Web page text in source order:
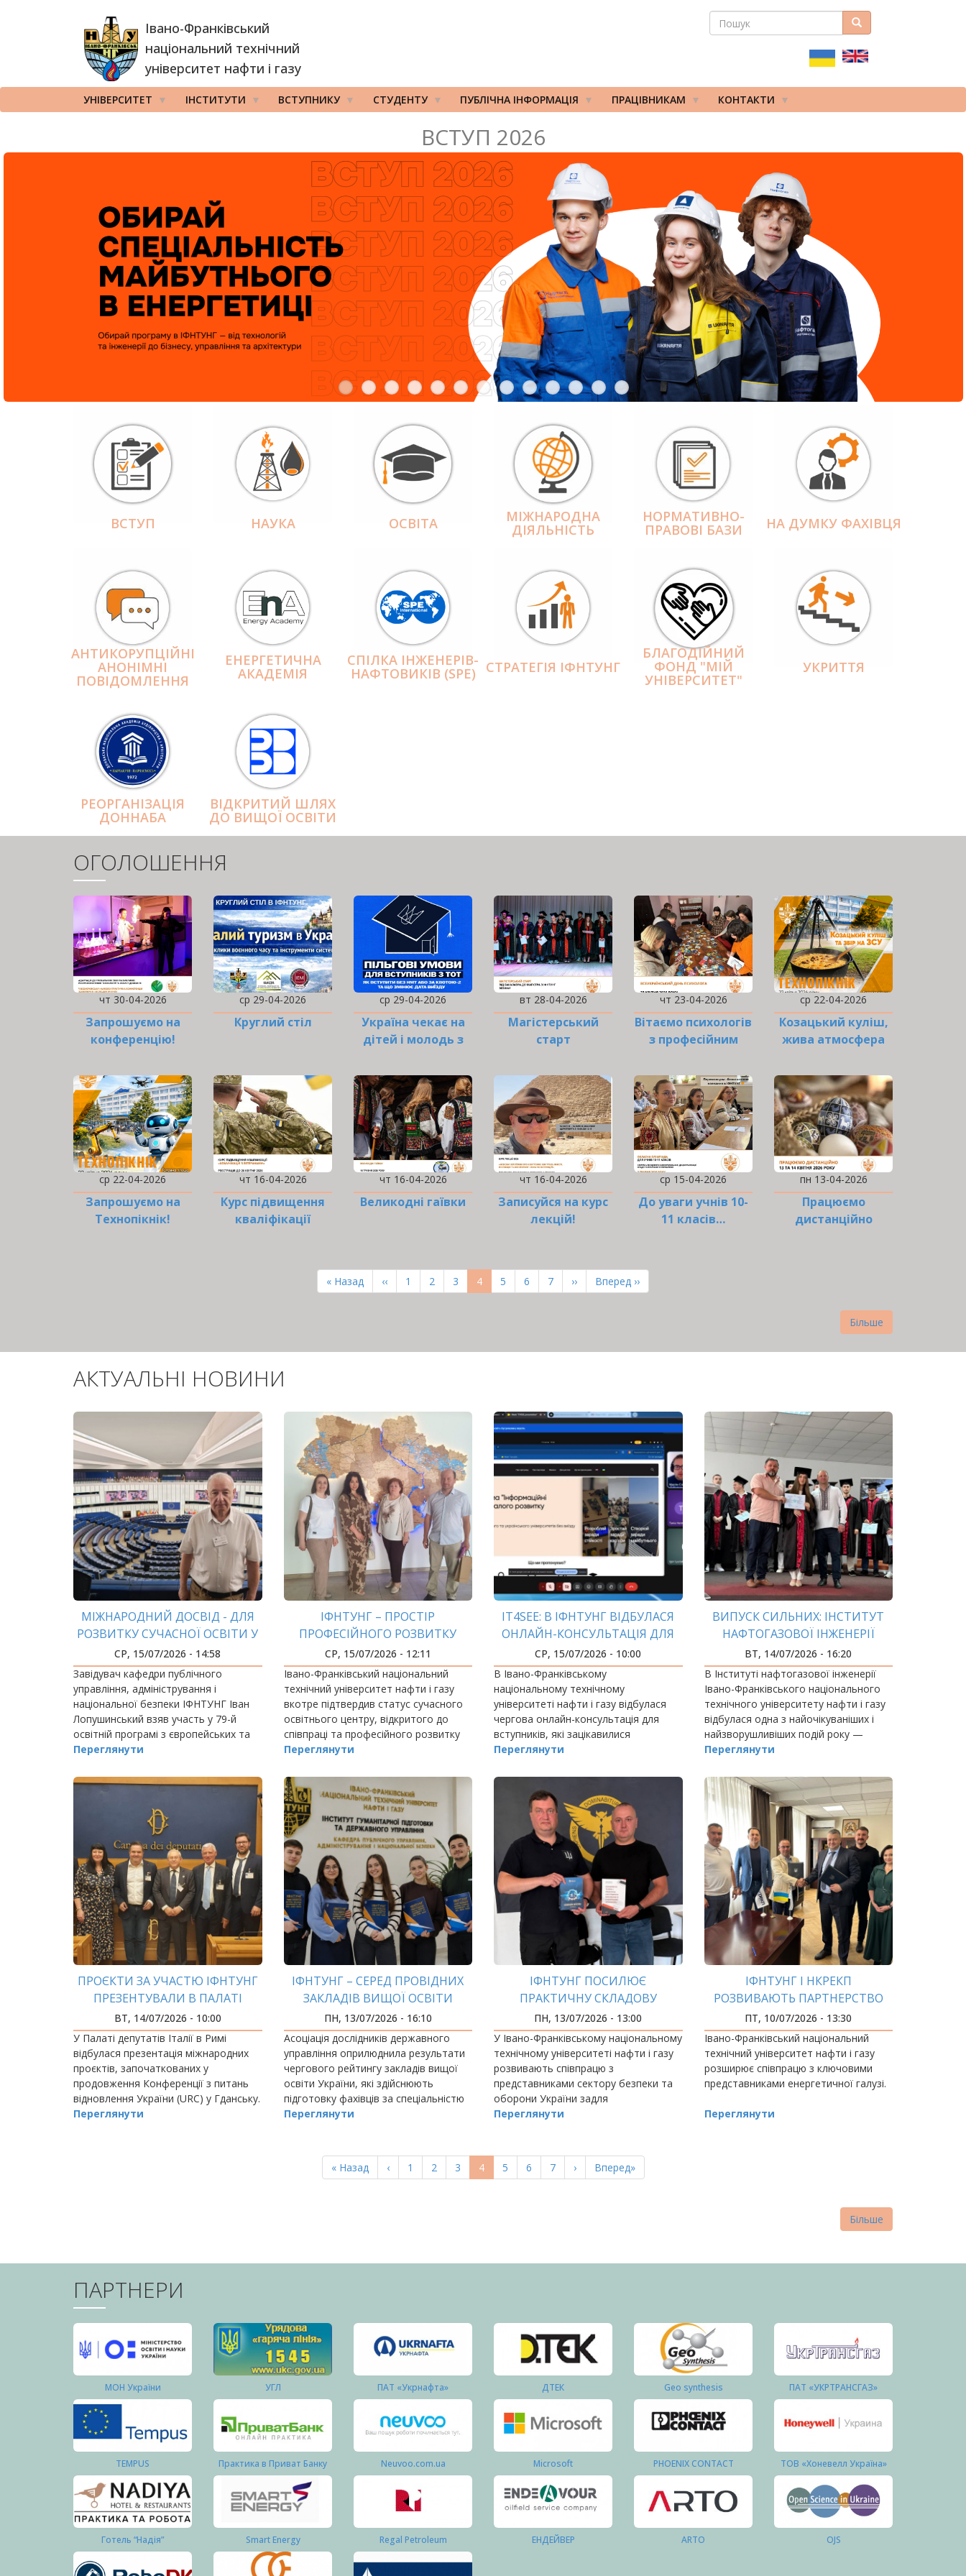
Івано-Франківський
національний технічний
університет нафти і газу
ПОШУКОВА
ПОШУК Пошук
УНІВЕРСИТЕТ ІНСТИТУТИ ВСТУПНИКУ СТУДЕНТУ ПУБЛІЧНА ІНФОРМАЦІЯ ПРАЦІВНИКАМ КОНТАКТИ
ВСТУП 2026
ВСТУП НАУКА ОСВІТА МІЖНАРОДНА
ДІЯЛЬНІCТЬ
НОРМАТИВНО-
ПРАВОВІ БАЗИ НА ДУМКУ ФАХІВЦЯ
АНТИКОРУПЦІЙНІ
АНОНІМНІ
ПОВІДОМЛЕННЯ
ЕНЕРГЕТИЧНА
АКАДЕМІЯ
СПІЛКА ІНЖЕНЕРІВ-
НАФТОВИКІВ (SPE) СТРАТЕГІЯ ІФНТУНГ
БЛАГОДІЙНИЙ
ФОНД "МІЙ
УНІВЕРСИТЕТ"
УКРИТТЯ
РЕОРГАНІЗАЦІЯ
ДОННАБА
ВІДКРИТИЙ ШЛЯХ
ДО ВИЩОЇ ОСВІТИ
ОГОЛОШЕННЯ
чт 30-04-2026
Запрошуємо на
конференцію!
ср 29-04-2026
Круглий стіл
ср 29-04-2026
Україна чекає на
дітей і молодь з
вт 28-04-2026
Магістерський
старт
чт 23-04-2026
Вітаємо психологів
з професійним
ср 22-04-2026
Козацький куліш,
жива атмосфера
разом
ср 22-04-2026
Запрошуємо на
Технопікнік!
чт 16-04-2026
Курс підвищення
кваліфікації
чт 16-04-2026
Великодні гаївки
чт 16-04-2026
Записуйся на курс
лекцій!
ср 15-04-2026
До уваги учнів 10-
11 класів…
пн 13-04-2026
Працюємо
дистанційно
Перша
сторінка
« Назад
Попередня
сторінка
‹‹ Page
1 Page
2 Page
3
Поточна
сторінка
4 Page
5 Page
6 Page
7
Наступна
сторінка
››
Остання
сторінка
Вперед ››
Більше
АКТУАЛЬНІ НОВИНИ
МІЖНАРОДНИЙ ДОСВІД - ДЛЯ
РОЗВИТКУ СУЧАСНОЇ ОСВІТИ У
СФЕРІ ПУБЛІЧНОГО
УПРАВЛІННЯ
СР, 15/07/2026 - 14:58
Завідувач кафедри публічного
управління, адміністрування і
національної безпеки ІФНТУНГ Іван
Лопушинський взяв участь у 79-й
освітній програмі з європейських та
освітніх студій, що організована НУО
проходила з 30…
Переглянути
ІФНТУНГ – ПРОСТІР
ПРОФЕСІЙНОГО РОЗВИТКУ
ПЕДАГОГІВ
СР, 15/07/2026 - 12:11
Івано-Франківський національний
технічний університет нафти і газу
вкотре підтвердив статус сучасного
освітнього центру, відкритого до
співпраці та професійного розвитку
педагогічних і науково-педагогічних
Переглянути
IT4SEE: В ІФНТУНГ ВІДБУЛАСЯ
ОНЛАЙН-КОНСУЛЬТАЦІЯ ДЛЯ
ВСТУПНИКІВ
СР, 15/07/2026 - 10:00
В Івано-Франківському
національному технічному
університеті нафти і газу відбулася
чергова онлайн-консультація для
вступників, які зацікавилися
англомовною магістерською
для сталого розвитку енергетики»
(IT4SEE).
Переглянути
ВИПУСК СИЛЬНИХ: ІНСТИТУТ
НАФТОГАЗОВОЇ ІНЖЕНЕРІЇ
ІФНТУНГ УРОЧИСТО ВРУЧИВ
ДИПЛОМИ БАКАЛАВРАМ
ВТ, 14/07/2026 - 16:20
В Інституті нафтогазової інженерії
Івано-Франківського національного
технічного університету нафти і газу
відбулася одна з найочікуваніших і
найзворушливіших подій року —
урочисте вручення дипломів
спеціальностей 184 «Гірництво…
Переглянути
ПРОЄКТИ ЗА УЧАСТЮ ІФНТУНГ
ПРЕЗЕНТУВАЛИ В ПАЛАТІ
ДЕПУТАТІВ ІТАЛІЇ
ВТ, 14/07/2026 - 10:00
У Палаті депутатів Італії в Римі
відбулася презентація міжнародних
проєктів, започаткованих у
продовження Конференції з питань
відновлення України (URC) у Гданську.
Переглянути
ІФНТУНГ – СЕРЕД ПРОВІДНИХ
ЗАКЛАДІВ ВИЩОЇ ОСВІТИ
УКРАЇНИ ЗА СПЕЦІАЛЬНІСТЮ D4
«ПУБЛІЧНЕ УПРАВЛІННЯ ТА
АДМІНІСТРУВАННЯ»
ПН, 13/07/2026 - 16:10
Асоціація дослідників державного
управління оприлюднила результати
чергового рейтингу закладів вищої
освіти України, які здійснюють
підготовку фахівців за спеціальністю
D4 «Публічне управління та
Переглянути
ІФНТУНГ ПОСИЛЮЄ
ПРАКТИЧНУ СКЛАДОВУ
ПІДГОТОВКИ ФАХІВЦІВ З
НАЦІОНАЛЬНОЇ БЕЗПЕКИ
ПН, 13/07/2026 - 13:00
У Івано-Франківському національному
технічному університеті нафти і газу
розвивають співпрацю з
представниками сектору безпеки та
оборони України задля
вдосконалення підготовки майбутніх
Переглянути
ІФНТУНГ І НКРЕКП
РОЗВИВАЮТЬ ПАРТНЕРСТВО
ДЛЯ ЕНЕРГЕТИКИ
МАЙБУТНЬОГО
ПТ, 10/07/2026 - 13:30
Івано-Франківський національний
технічний університет нафти і газу
розширює співпрацю з ключовими
представниками енергетичної галузі.
Переглянути
Перша
сторінка
« Назад
Попередня
сторінка
‹ Page
1 Page
2 Page
3
Поточна
сторінка
4 Page
5 Page
6 Page
7
Наступна
сторінка
›
Остання
сторінка
Вперед»
Більше
ПАРТНЕРИ
МОН України УГЛ ПАТ «Укрнафта» ДТЕК Geo synthesis ПАТ «УКРТРАНСГАЗ»
TEMPUS Практика в Приват Банку Neuvoo.com.ua Microsoft PHOENIX CONTACT ТОВ «Хоневелл Україна»
Готель “Надія” Smart Energy Regal Petroleum ЕНДЕЙВЕР ARTO OJS